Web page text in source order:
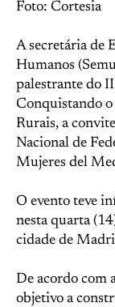
Foto: Cortesia
A secretária de
Humanos
palestrante do
Conquistando
Rurais, a
Nacional de
Mujeres del
O evento teve
nesta quarta
cidade de
De acordo com
objetivo a